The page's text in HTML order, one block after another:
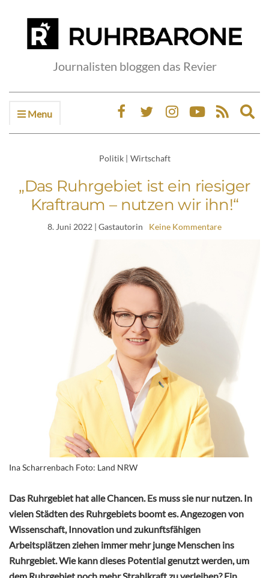
Journalisten bloggen das Revier
Menu
Politik | Wirtschaft
„Das Ruhrgebiet ist ein riesiger
Kraftraum – nutzen wir ihn!“
8. Juni 2022 | Gastautorin Keine Kommentare
Ina Scharrenbach Foto: Land NRW
Das Ruhrgebiet hat alle Chancen. Es muss sie nur nutzen. In
vielen Städten des Ruhrgebiets boomt es. Angezogen von
Wissenschaft, Innovation und zukunftsfähigen
Arbeitsplätzen ziehen immer mehr junge Menschen ins
Ruhrgebiet. Wie kann dieses Potential genutzt werden, um